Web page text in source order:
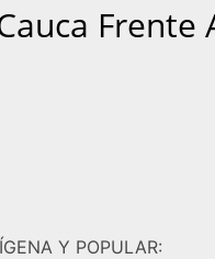
Frente
Y POPULAR: